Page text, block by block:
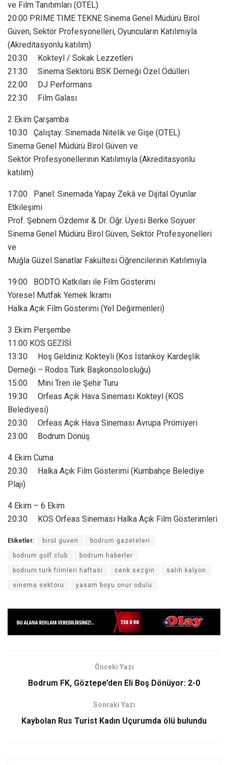
ve Film Tanıtımları (OTEL)
20:00 PRIME TIME TEKNE Sinema Genel Müdürü Birol
Güven, Sektör Profesyonelleri, Oyuncuların Katılımıyla
(Akreditasyonlu katılım)
20:30 Kokteyl / Sokak Lezzetleri
21:30 Sinema Sektörü BSK Derneği Özel Ödülleri
22:00 DJ Performans
22:30 Film Galası
2 Ekim Çarşamba
10:30 Çalıştay: Sinemada Nitelik ve Gişe (OTEL)
Sinema Genel Müdürü Birol Güven ve
Sektör Profesyonellerinin Katılımıyla (Akreditasyonlu
katılım)
17:00 Panel: Sinemada Yapay Zekâ ve Dijital Oyunlar
Etkileşimi
Prof. Şebnem Özdemir & Dr. Öğr. Üyesi Berke Soyuer
Sinema Genel Müdürü Birol Güven, Sektör Profesyonelleri
ve
Muğla Güzel Sanatlar Fakültesi Öğrencilerinin Katılımıyla
19:00 BODTO Katkıları ile Film Gösterimi
Yöresel Mutfak Yemek İkramı
Halka Açık Film Gösterimi (Yel Değirmenleri)
3 Ekim Perşembe
11:00 KOS GEZİSİ
13:30 Hoş Geldiniz Kokteyli (Kos İstanköy Kardeşlik
Derneği – Rodos Türk Başkonsolosluğu)
15:00 Mini Tren ile Şehir Turu
19:30 Orfeas Açık Hava Sineması Kokteyl (KOS
Belediyesi)
20:30 Orfeas Açık Hava Sineması Avrupa Prömiyeri
23:00 Bodrum Dönüş
4 Ekim Cuma
20:30 Halka Açık Film Gösterimi (Kumbahçe Belediye
Plajı)
4 Ekim – 6 Ekim
20:30 KOS Orfeas Sineması Halka Açık Film Gösterimleri
Etiketler: birol guven bodrum gazeteleri
bodrum golf club bodrum haberler
bodrum turk filmleri haftasi cenk sezgin salih kalyon
sinema sektoru yasam boyu onur odulu
Önceki Yazı
Bodrum FK, Göztepe’den Eli Boş Dönüyor: 2-0
Sonraki Yazı
Kaybolan Rus Turist Kadın Uçurumda ölü bulundu